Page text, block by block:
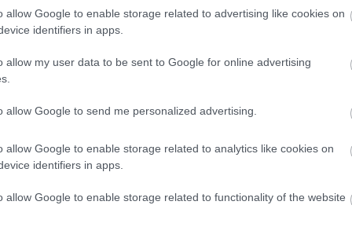
allow Google to enable storage related to advertising like cookies on
identifiers in apps.
allow my user data to be sent to Google for online advertising
allow Google to send me personalized advertising.
allow Google to enable storage related to analytics like cookies on
identifiers in apps.
allow Google to enable storage related to functionality of the website
Τα σημάδια
10.07.2026 21:18
Δείτε
στην Πάτρα
πηγάδι